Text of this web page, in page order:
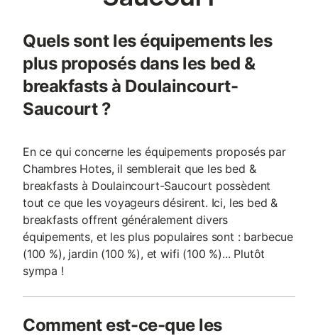
Quels sont les équipements les
plus proposés dans les bed &
breakfasts à Doulaincourt-
Saucourt ?
En ce qui concerne les équipements proposés par
Chambres Hotes, il semblerait que les bed &
breakfasts à Doulaincourt-Saucourt possèdent
tout ce que les voyageurs désirent. Ici, les bed &
breakfasts offrent généralement divers
équipements, et les plus populaires sont : barbecue
(100 %), jardin (100 %), et wifi (100 %)... Plutôt
sympa !
Comment est-ce-que les